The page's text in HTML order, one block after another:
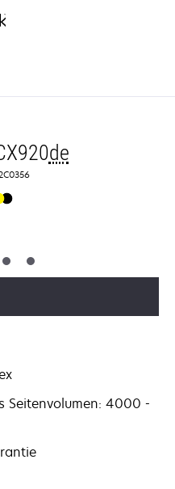
de
Seitenvolumen: 4000 -